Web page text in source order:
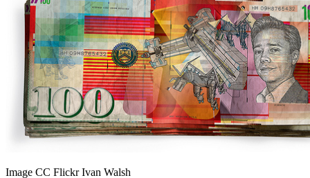
Image CC Flickr Ivan Walsh